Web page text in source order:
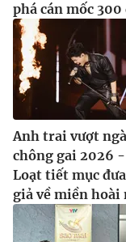
phá cán mốc
Anh trai vượt
chông gai 2026 -
Loạt tiết mục
giả về miền hoài